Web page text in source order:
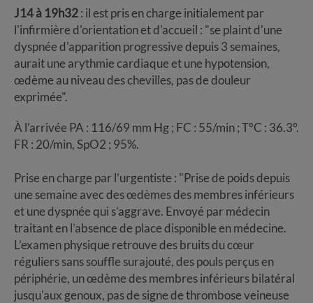
J14 à 19h32: il est pris en charge initialement par
l'infirmière d'orientation et d'accueil : "se plaint d'une
dyspnée d'apparition progressive depuis 3 semaines,
aurait une arythmie cardiaque et une hypotension,
œdème au niveau des chevilles, pas de douleur
exprimée".
À l’arrivée PA : 116/69 mm Hg ; FC : 55/min ; T°C : 36.3°.
FR : 20/min, SpO2 ; 95%.
Prise en charge par l’urgentiste : "Prise de poids depuis
une semaine avec des œdèmes des membres inférieurs
et une dyspnée qui s’aggrave. Envoyé par médecin
traitant en l’absence de place disponible en médecine.
L’examen physique retrouve des bruits du cœur
réguliers sans souffle surajouté, des pouls perçus en
périphérie, un œdème des membres inférieurs bilatéral
jusqu'aux genoux, pas de signe de thrombose veineuse